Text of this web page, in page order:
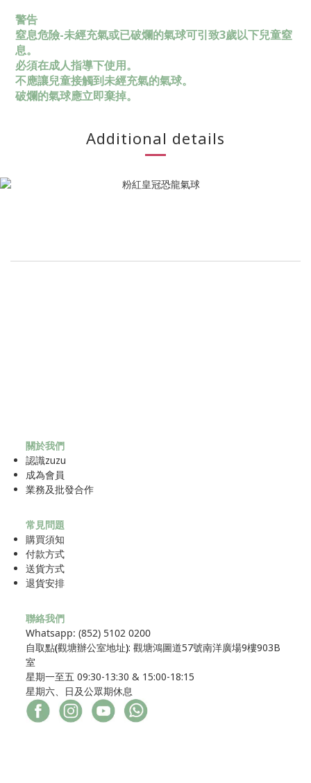
警告
窒息危險-未經充氣或已破爛的氣球可引致3歲以下兒童窒
息。
必須在成人指導下使用。
不應讓兒童接觸到未經充氣的氣球。
破爛的氣球應立即棄掉。
Additional details
關於我們
認識zuzu
成為會員
業務及批發合作
常見問題
購買須知
付款方式
送貨方式
退貨安排
聯絡我們
Whatsapp: (852) 5102 0200
自取點(觀塘辦公室地址): 觀塘鴻圖道57號南洋廣場9樓903B
室
星期一至五 09:30-13:30 & 15:00-18:15
星期六、日及公眾期休息